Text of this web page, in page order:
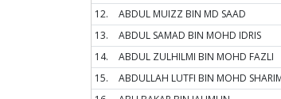
12.
ABDUL MUIZZ BIN MD SAAD
13.
ABDUL SAMAD BIN MOHD IDRIS
14.
ABDUL ZULHILMI BIN MOHD FAZLI
15.
ABDULLAH LUTFI BIN MOHD